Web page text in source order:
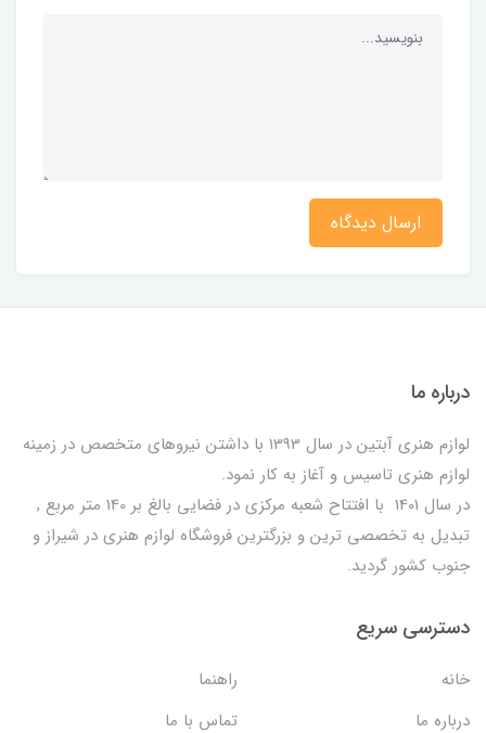
ارسال دیدگاه
درباره ما
لوازم هنری آبتین در سال 1393 با داشتن نیروهای متخصص در زمینه
لوازم هنری تاسیس و آغاز به کار نمود.
در سال 1401 با افتتاح شعبه مرکزی در فضایی بالغ بر 140 متر مربع ,
تبدیل به تخصصی ترین و بزرگترین فروشگاه لوازم هنری در شیراز و
جنوب کشور گردید.
دسترسی سریع
خانه
راهنما
درباره ما
تماس با ما